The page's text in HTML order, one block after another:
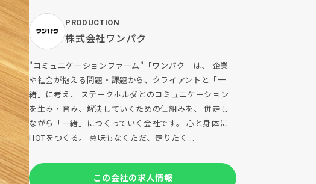
PRODUCTION
株式会社ワンパク
"コミュニケーションファーム"「ワンパク」は、 企業
や社会が抱える問題・課題から、クライアントと「一
緒」に考え、 ステークホルダとのコミュニケーション
を生み・育み、解決していくための仕組みを、 併走し
ながら「一緒」につくっていく会社です。 心と身体に
HOTをつくる。 意味もなくただ、走りたく...
この会社の求人情報